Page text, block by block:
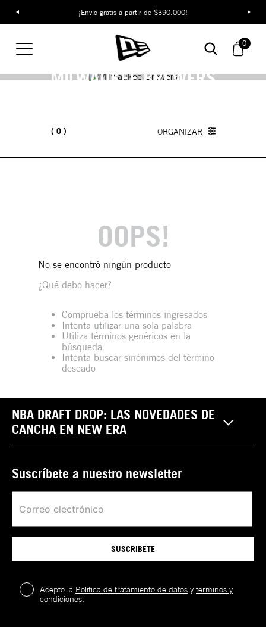
¡Envío gratis a partir de $390.000!
0
MILWAUKEE BREWERS
0
OOPS!
No se encontró ningún producto
¿Qué debo hacer?
Comprueba los términos ingresados
Intenta utilizar una sola palabra
Utiliza términos genéricos en la
búsqueda
Intenta buscar sinónimos del término
deseado
NBA DRAFT DROP: LAS NOVEDADES DE
CANCHA EN NEW ERA
Suscríbete a nuestro newsletter
SUSCRIBETE
Acepto la Política de tratamiento de datos ytérminos y
condiciones